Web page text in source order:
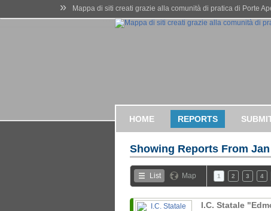
» Mappa di siti creati grazie alla comunità di pratica di Porte
HOME REPORTS
Showing Reports From
List Map 1 2 3 4
I.C. Statale